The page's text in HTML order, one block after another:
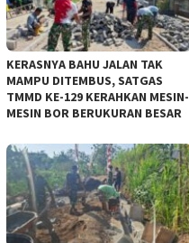
KERASNYA BAHU JALAN TAK
MAMPU DITEMBUS, SATGAS
TMMD KE-129 KERAHKAN MESIN-
MESIN BOR BERUKURAN BESAR